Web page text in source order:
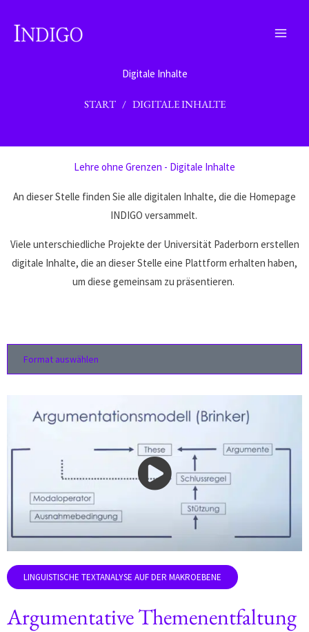
Inhalt
springen
Digitale Inhalte
START/ DIGITALE INHALTE
Lehre ohne Grenzen - Digitale Inhalte
An dieser Stelle finden Sie alle digitalen Inhalte, die die Homepage
INDIGO versammelt.
Viele unterschiedliche Projekte der Universität Paderborn erstellen
digitale Inhalte, die an dieser Stelle eine Plattform erhalten haben,
um diese gemeinsam zu präsentieren.
Argumentative Themenentfaltung